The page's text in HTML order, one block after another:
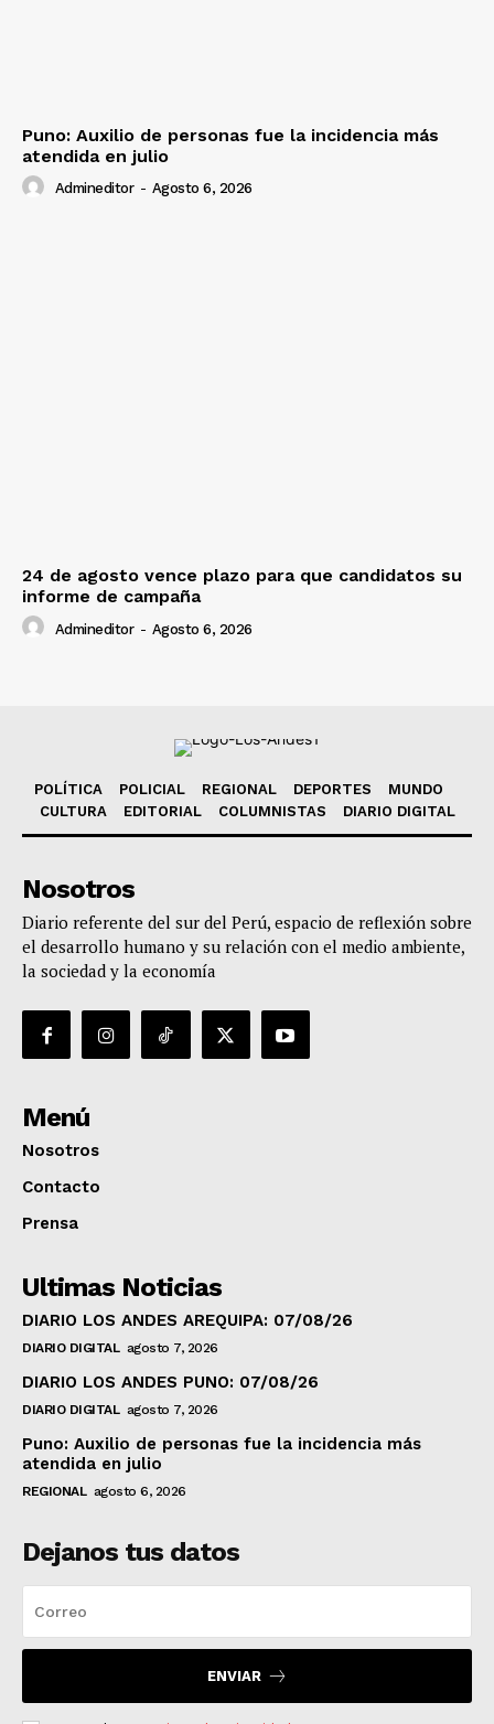
Puno: Auxilio de personas fue la incidencia más
atendida en julio
Admineditor - Agosto 6, 2026
24 de agosto vence plazo para que candidatos su
informe de campaña
Admineditor - Agosto 6, 2026
POLÍTICA POLICIAL REGIONAL DEPORTES
MUNDO
CULTURA
EDITORIAL COLUMNISTAS DIARIO DIGITAL
Nosotros
Diario referente del sur del Perú, espacio de reflexión sobre
el desarrollo humano y su relación con el medio ambiente,
la sociedad y la economía
Menú
Nosotros
Contacto
Prensa
Ultimas Noticias
DIARIO LOS ANDES AREQUIPA: 07/08/26
DIARIO DIGITAL agosto 7, 2026
DIARIO LOS ANDES PUNO: 07/08/26
DIARIO DIGITAL agosto 7, 2026
Puno: Auxilio de personas fue la incidencia más
atendida en julio
REGIONAL agosto 6, 2026
Dejanos tus datos
ENVIAR